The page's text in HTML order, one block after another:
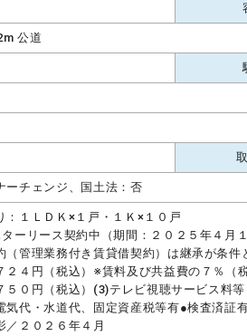
公道
ーチェンジ、国土法：否
：１ＬＤＫ×１戸・１Ｋ×１０戸
ーリース契約中（期間：２０２５年４月
（管理業務付き賃貸借契約）は継承が条
２４円（税込）※賃料及び共益費の７％（
５０円（税込）(3)テレビ視聴サービス料
気代・水道代、固定資産税等有●検査済証
／２０２６年４月